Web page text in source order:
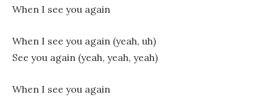
When I see you again
When I see you again (yeah, uh)
See you again (yeah, yeah, yeah)
When I see you again